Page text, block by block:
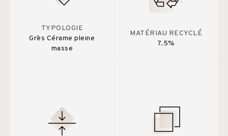
TYPOLOGIE
Grès Cérame pleine
masse
MATÉRIAU RECYCLÉ
7.5%